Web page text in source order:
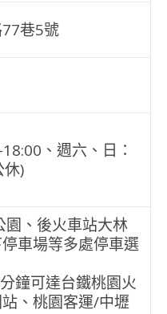
巷5號
、週六、日：
休)
園、後火車站大林
車場等多處停車選
鐘可達台鐵桃園火
、桃園客運/中壢